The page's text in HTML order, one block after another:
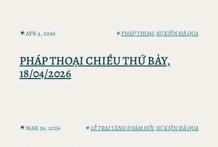
✴︎APR 4, 2026 ✴︎PHÁP THOẠI, SỰ KIỆN ĐÃ QUA
PHÁP THOẠI CHIỀU THỨ BẢY,
18/04/2026
✴︎MAR 29, 2026 ✴︎LỄ TRAI TĂNG & SÁM HỐI, SỰ KIỆN ĐÃ QUA